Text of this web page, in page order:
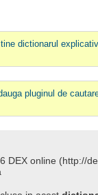
dictionarul
pluginul de
DEX online (http://